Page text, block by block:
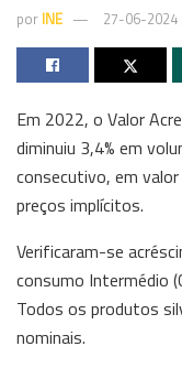
por INE 27-06-2024
Em 2022, o Valor
diminuiu 3,4% em
consecutivo, em
preços implícitos.
Verificaram-se
consumo Intermédio
Todos os produtos
nominais.